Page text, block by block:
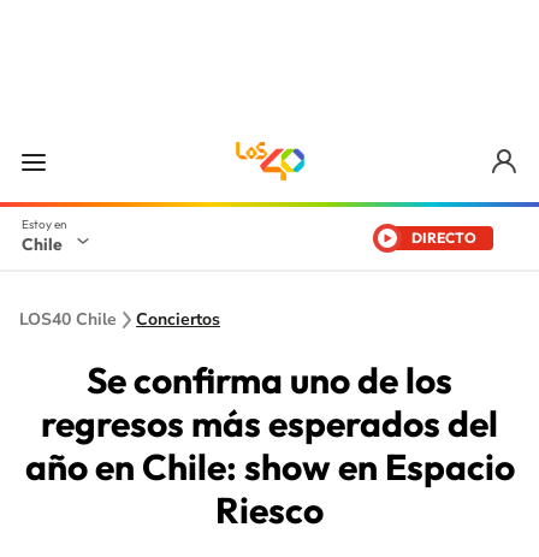
Chile DIRECTO
LOS40 Chile Conciertos
Se confirma uno de los
regresos más esperados del
año en Chile: show en Espacio
Riesco